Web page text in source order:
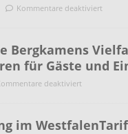
Kommentare deaktiviert
Bergkamens
für Gäste und
deaktiviert
im